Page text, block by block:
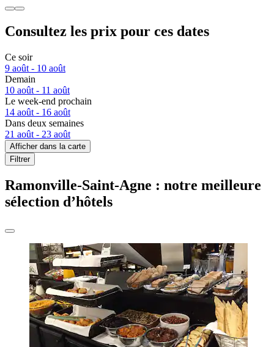
Consultez les prix pour ces dates
Ce soir
9 août - 10 août
Demain
10 août - 11 août
Le week-end prochain
14 août - 16 août
Dans deux semaines
21 août - 23 août
Afficher dans la carte
Filtrer
Ramonville-Saint-Agne : notre meilleure
sélection d’hôtels